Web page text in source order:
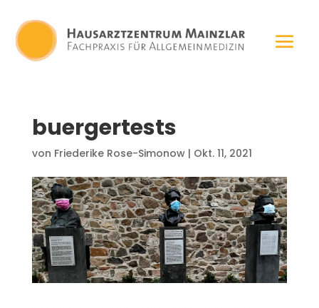
buergertests
von Friederike Rose-Simonow| Okt. 11, 2021